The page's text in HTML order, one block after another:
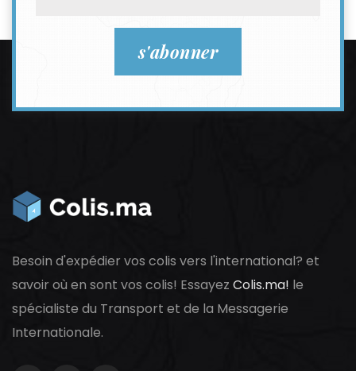
s'abonner
Besoin d'expédier vos colis vers l'international? et
savoir où en sont vos colis! Essayez Colis.ma! le
spécialiste du Transport et de la Messagerie
Internationale.